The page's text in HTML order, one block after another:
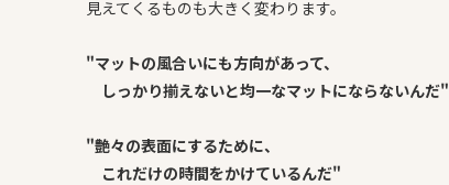
見えてくるものも大きく変わります。
"マットの風合いにも方向があって、
しっかり揃えないと均一なマットにならないんだ"
"艶々の表面にするために、
これだけの時間をかけているんだ"